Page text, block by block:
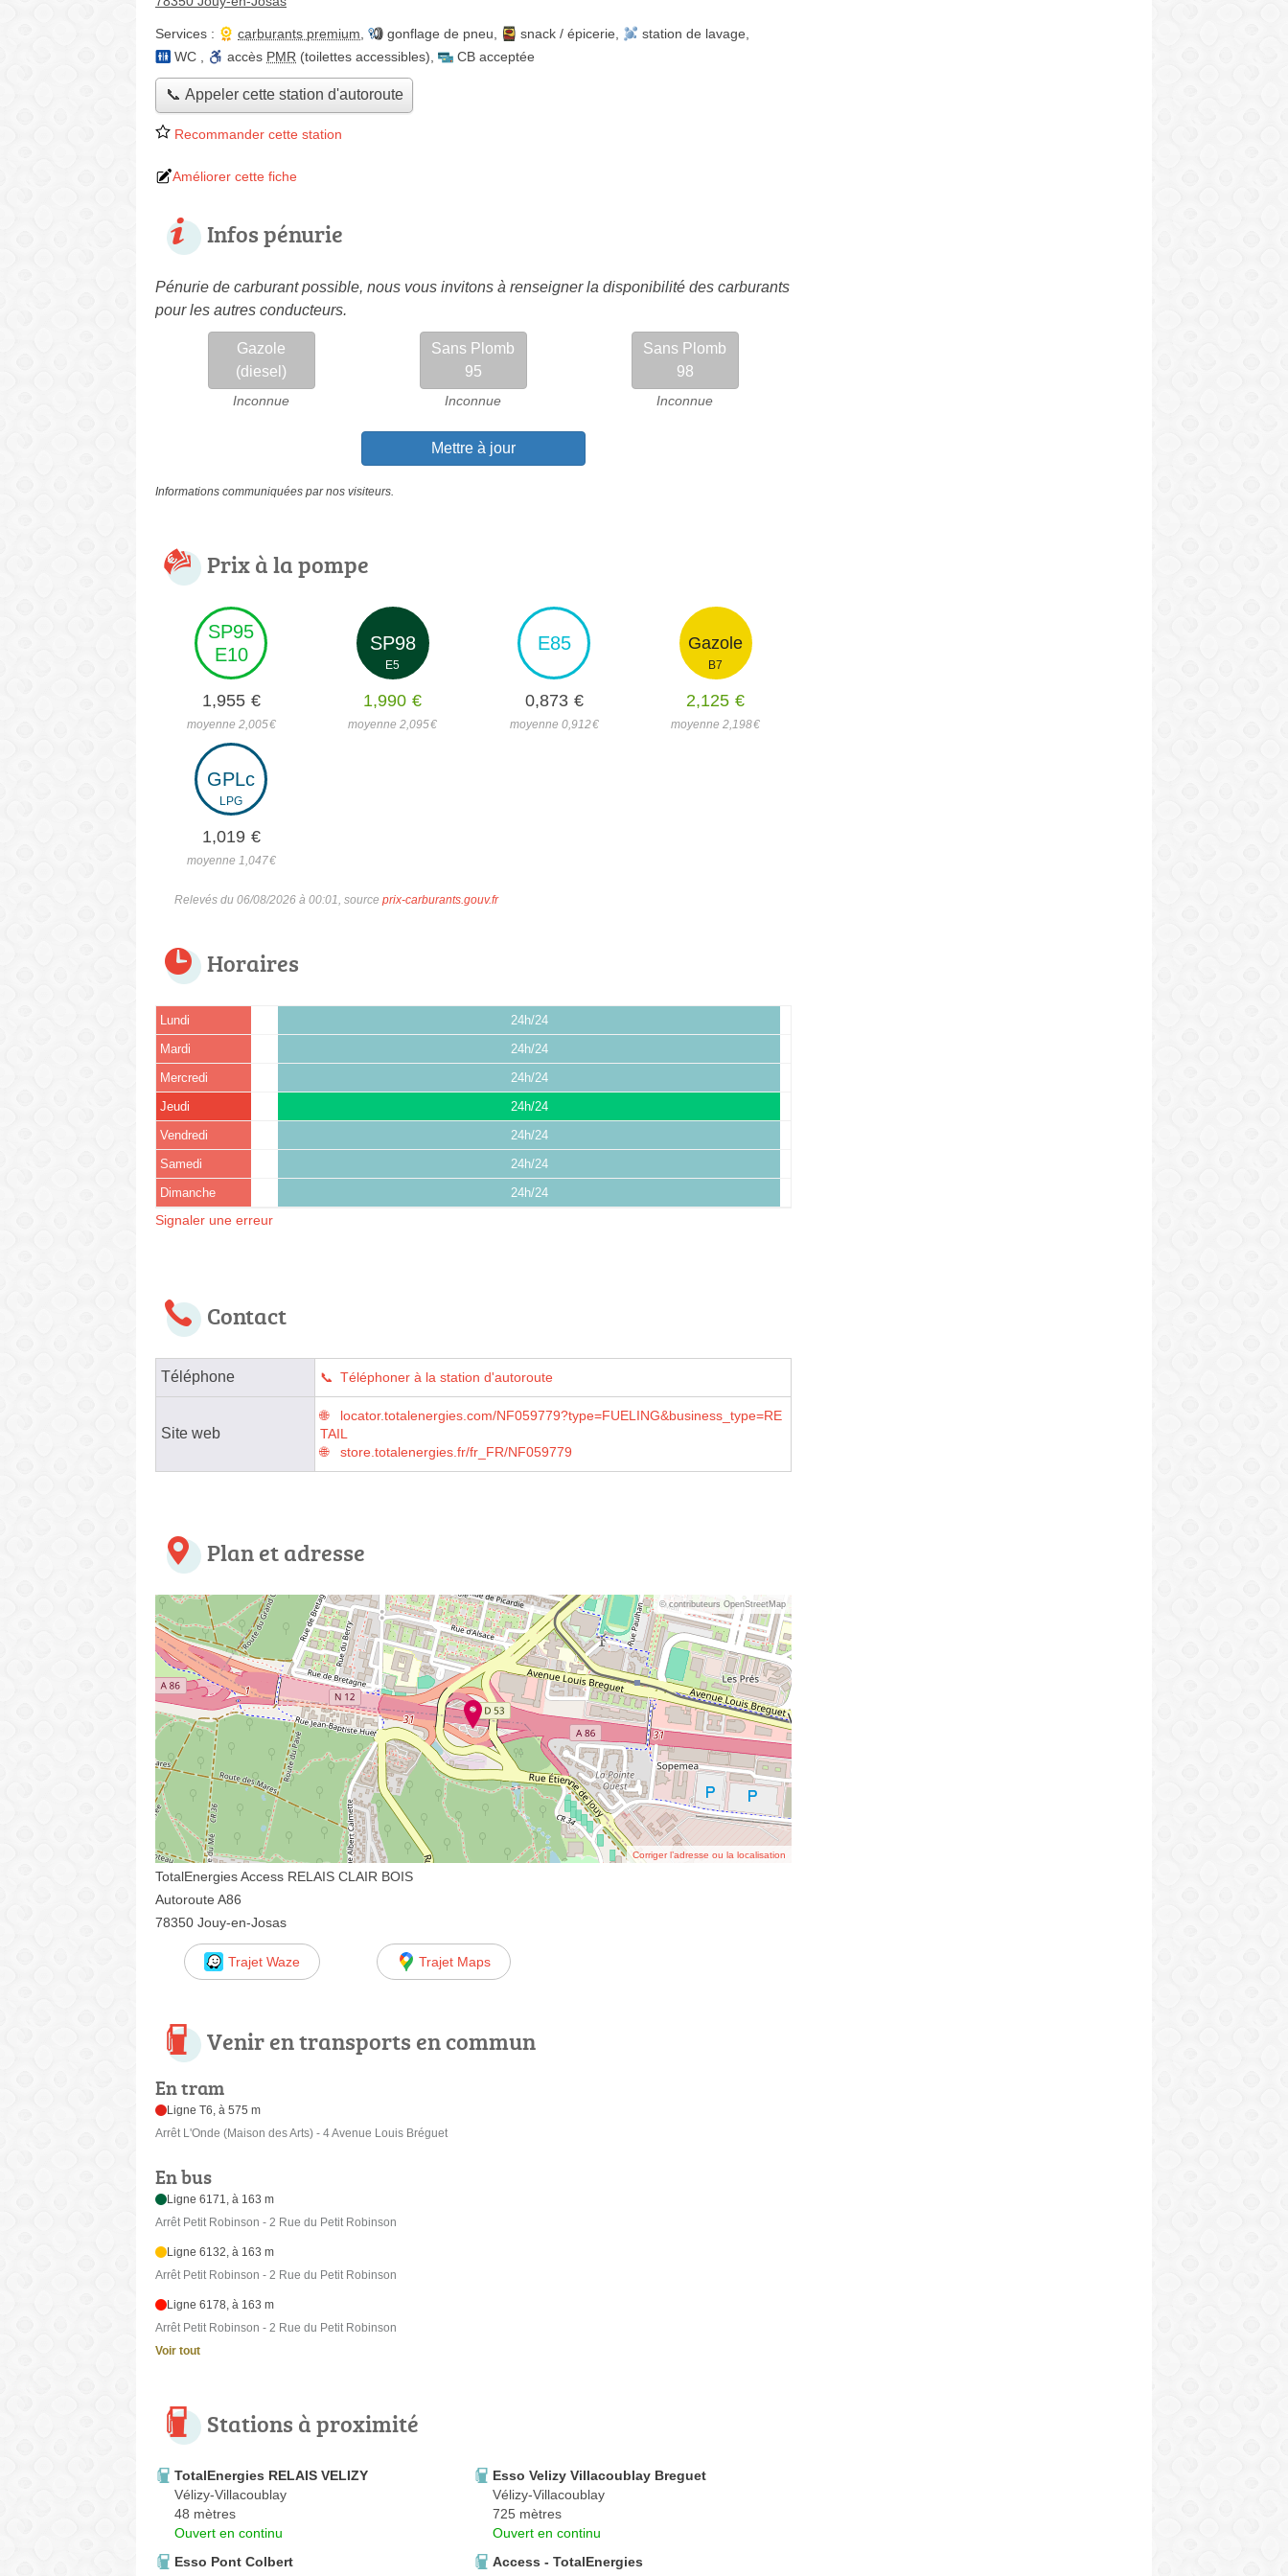
Services : carburants premium gonflage de pneu snack / épicerie station de lavage
WC
accès PMR (toilettes accessibles) CB acceptée
📞 Appeler cette station d'autoroute
Recommander cette station
Améliorer cette fiche
Infos pénurie
Pénurie de carburant possible, nous vous invitons à renseigner la disponibilité des carburants
pour les autres conducteurs.
Gazole
(diesel)
Inconnue
Sans Plomb
95
Inconnue
Sans Plomb
98
Inconnue
Mettre à jour
Informations communiquées par nos visiteurs.
Prix à la pompe
SP95
E10
1,955 €
moyenne 2,005€
SP98
E5
1,990 €
moyenne 2,095€
E85
0,873 €
moyenne 0,912€
Gazole
B7
2,125 €
moyenne 2,198€
GPLc
LPG
1,019 €
moyenne 1,047€
Relevés du 06/08/2026 à 00:01, source prix-carburants.gouv.fr
Horaires
Lundi 24h/24
Mardi 24h/24
Mercredi 24h/24
Jeudi 24h/24
Vendredi 24h/24
Samedi 24h/24
Dimanche 24h/24
Signaler une erreur
Contact
Téléphone Téléphoner à la station d'autoroute
Site web
locator.totalenergies.com/NF059779?type=FUELING&business_type=RE
TAIL
store.totalenergies.fr/fr_FR/NF059779
Plan et adresse
© contributeurs OpenStreetMap
Corriger l’adresse ou la localisation
TotalEnergies Access RELAIS CLAIR BOIS
Autoroute A86
78350 Jouy-en-Josas
Trajet Waze Trajet Maps
Venir en transports en commun
En tram
Ligne T6, à 575 m
Arrêt L'Onde (Maison des Arts) - 4 Avenue Louis Bréguet
En bus
Ligne 6171, à 163 m
Arrêt Petit Robinson - 2 Rue du Petit Robinson
Ligne 6132, à 163 m
Arrêt Petit Robinson - 2 Rue du Petit Robinson
Ligne 6178, à 163 m
Arrêt Petit Robinson - 2 Rue du Petit Robinson
Voir tout
Stations à proximité
TotalEnergies RELAIS VELIZY
Vélizy-Villacoublay
48 mètres
Ouvert en continu
Esso Velizy Villacoublay Breguet
Vélizy-Villacoublay
725 mètres
Ouvert en continu
Esso Pont Colbert
Access - TotalEnergies